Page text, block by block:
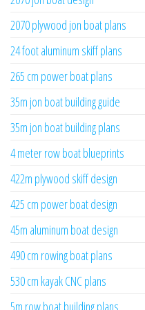
2070 plywood jon boat plans
24 foot aluminum skiff plans
265 cm power boat plans
35m jon boat building guide
35m jon boat building plans
4 meter row boat blueprints
422m plywood skiff design
425 cm power boat design
45m aluminum boat design
490 cm rowing boat plans
530 cm kayak CNC plans
5m row boat building plans